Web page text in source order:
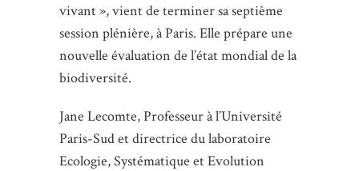
vivant », vient de terminer sa septième
session plénière, à Paris. Elle prépare une
nouvelle évaluation de l’état mondial de la
biodiversité.
Jane Lecomte, Professeur à l’Université
Paris-Sud et directrice du laboratoire
Ecologie, Systématique et Evolution